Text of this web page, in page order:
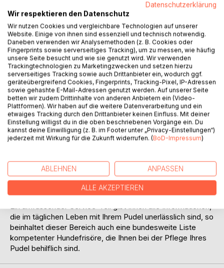
Jedes Jahr werden mehr als 2000 Pudel-Welpen in die
Zuchtbücher des VDH eingetragen - ein guter Beweis für
die Beliebtheit dieser besonderen Rasse, die in 4 Größen
und verschiedenen Farben gezüchtet wird.
Dieses Buch beschreibt Ihnen Wesen und Verhalten dieser
wunderschönen Hunde. Sie werden informiert über die
Haltung und Pflege, Gesundheit und Ernährung. Darüber
hinaus zeigen wir Ihnen, wie Sie ein perfekter Hundehalter
werden und was man alles mit einem Pudel unternehmen
kann. Wir machen Sie fit für einen wirklich guten Umgang
mit Ihrem neuen Familienmitglied - damit Ihr Pudel ein
Leben voller Freude bei und mit Ihnen verbringen kann.
Durchgehend farbig gestaltet, finden Sie in diesem Buch
viele spannende, lustige, aufschlußreiche Fotos, die Pudel
fachkundige Züchter haben einen Beitrag geleistet, um
diesen Rasseratgeber zu einem kompetenten Werk
werden zu lassen - ideal für Hundeneulinge und jeden, der
sich mit dieser Rasse genauer befassen möchte.
die im täglichen Leben mit Ihrem Pudel unerlässlich sind, so
beinhaltet dieser Bereich auch eine bundesweite Liste
kompetenter Hundefrisöre, die Ihnen bei der Pflege Ihres
Pudel behilflich sind.
Datenschutzerklärung
Wir respektieren den Datenschutz
Wir nutzen Cookies und vergleichbare Technologien auf unserer
Website. Einige von ihnen sind essenziell und technisch notwendig.
Daneben verwenden wir Analysemethoden (z. B. Cookies oder
Fingerprints sowie serverseitiges Tracking), um zu messen, wie häufig
unsere Seite besucht und wie sie genutzt wird. Wir verwenden
Trackingtechnologien zu Marketingzwecken und setzen hierzu
serverseitiges Tracking sowie auch Drittanbieter ein, wodurch ggf.
geräteübergreifend Cookies, Fingerprints, Tracking-Pixel, IP-Adressen
sowie gehashte E-Mail-Adressen genutzt werden. Auf unserer Seite
betten wir zudem Drittinhalte von anderen Anbietern ein (Video-
Plattformen). Wir haben auf die weitere Datenverarbeitung und ein
etwaiges Tracking durch den Drittanbieter keinen Einfluss. Mit deiner
Einstellung willigst du in die oben beschriebenen Vorgänge ein. Du
kannst deine Einwilligung (z. B. im Footer unter „Privacy-Einstellungen“)
jederzeit mit Wirkung für die Zukunft widerrufen. (BoD-Impressum)
ABLEHNEN ANPASSEN
ALLE AKZEPTIEREN